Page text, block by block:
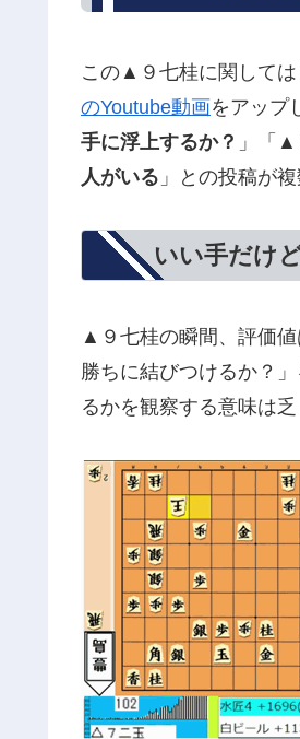
この▲９七桂に関しては
のYoutube動画をアップ
手に浮上するか？ 」「 ▲
人がいる 」との投稿が複
いい手だけ
▲９七桂の瞬間、評価
勝ちに結びつけるか？
るかを観察する意味は乏